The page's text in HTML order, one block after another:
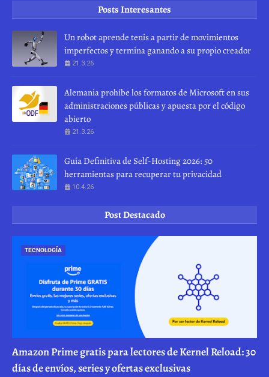
Posts Interesantes
Un robot aprende tenis a partir de movimientos
imperfectos y termina ganando a su propio creador
21.3.26
Alemania prohíbe los formatos de Microsoft en sus
administraciones públicas y apuesta por el código
abierto
21.3.26
Guía Definitiva de Self-Hosting 2026: 50
herramientas para recuperar tu privacidad
10.4.26
Post Destacado
TECNOLOGÍA
Amazon Prime gratis para lectores de Kernel Reload: 30
días de envíos, series y ofertas exclusivas